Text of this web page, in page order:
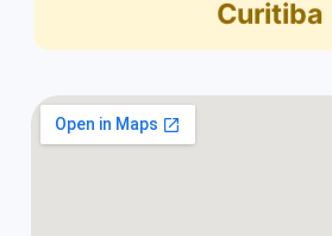
Curitiba